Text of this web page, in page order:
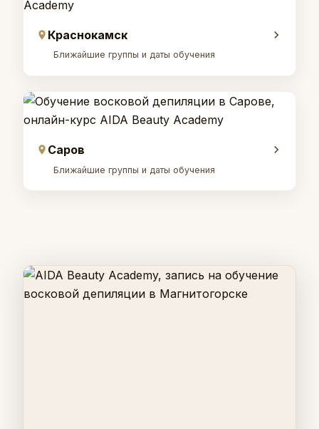
Краснокамск
Ближайшие группы и даты обучения
Саров
Ближайшие группы и даты обучения